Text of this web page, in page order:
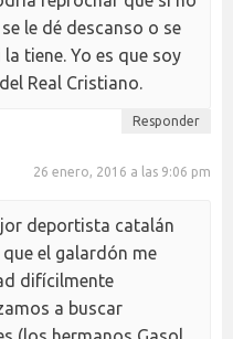
le dé descanso o se
tiene. Yo es que soy
Real Cristiano.
Responder
26 enero, 2016 a las 9:06 pm
deportista catalán
el galardón me
difícilmente
a buscar